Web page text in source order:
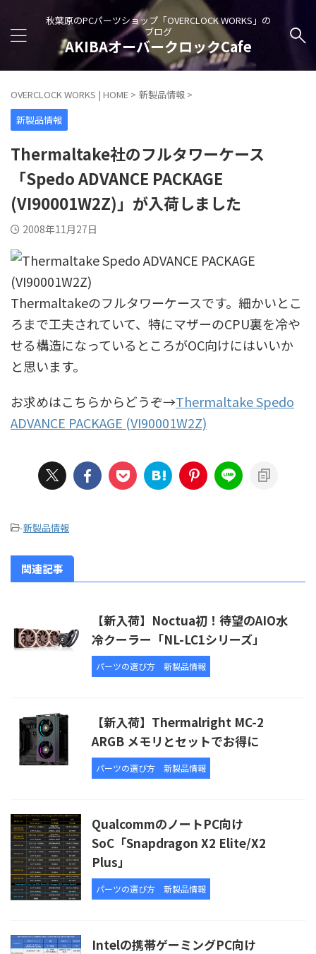
秋葉原のPCパーツショップ「OVERCLOCK WORKS」の
ブログ
AKIBAオーバークロックCafe
OVERCLOCK WORKS | HOME > 新製品情報 >
新製品情報
Thermaltake社のフルタワーケース
「Spedo ADVANCE PACKAGE
(VI90001W2Z)」が入荷しました
2008年11月27日
Thermaltakeのフルタワーケースです。細かいとこ
ろまで工夫されていて、特にマザーのCPU裏を冷や
せる構造になっているところがOC向けにはいいか
と思います。
お求めはこちらからどうぞ→Thermaltake Spedo
ADVANCE PACKAGE (VI90001W2Z)
-新製品情報
関連記事
【新入荷】Noctua初！待望のAIO水
冷クーラー「NL-LC1シリーズ」
パーツの選び方 新製品情報
【新入荷】Thermalright MC-2
ARGB メモリとセットでお得に
パーツの選び方 新製品情報
QualcommのノートPC向け
SoC「Snapdragon X2 Elite/X2
Plus」
パーツの選び方 新製品情報
Intelの携帯ゲーミングPC向け